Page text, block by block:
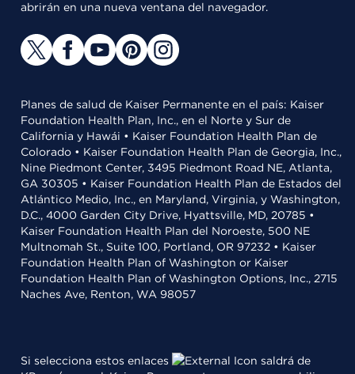
abrirán en una nueva ventana del navegador.
Planes de salud de Kaiser Permanente en el país: Kaiser
Foundation Health Plan, Inc., en el Norte y Sur de
California y Hawái • Kaiser Foundation Health Plan de
Colorado • Kaiser Foundation Health Plan de Georgia, Inc.,
Nine Piedmont Center, 3495 Piedmont Road NE, Atlanta,
GA 30305 • Kaiser Foundation Health Plan de Estados del
Atlántico Medio, Inc., en Maryland, Virginia, y Washington,
D.C., 4000 Garden City Drive, Hyattsville, MD, 20785 •
Kaiser Foundation Health Plan del Noroeste, 500 NE
Multnomah St., Suite 100, Portland, OR 97232 • Kaiser
Foundation Health Plan of Washington or Kaiser
Foundation Health Plan of Washington Options, Inc., 2715
Naches Ave, Renton, WA 98057
Si selecciona estos enlaces
saldrá de